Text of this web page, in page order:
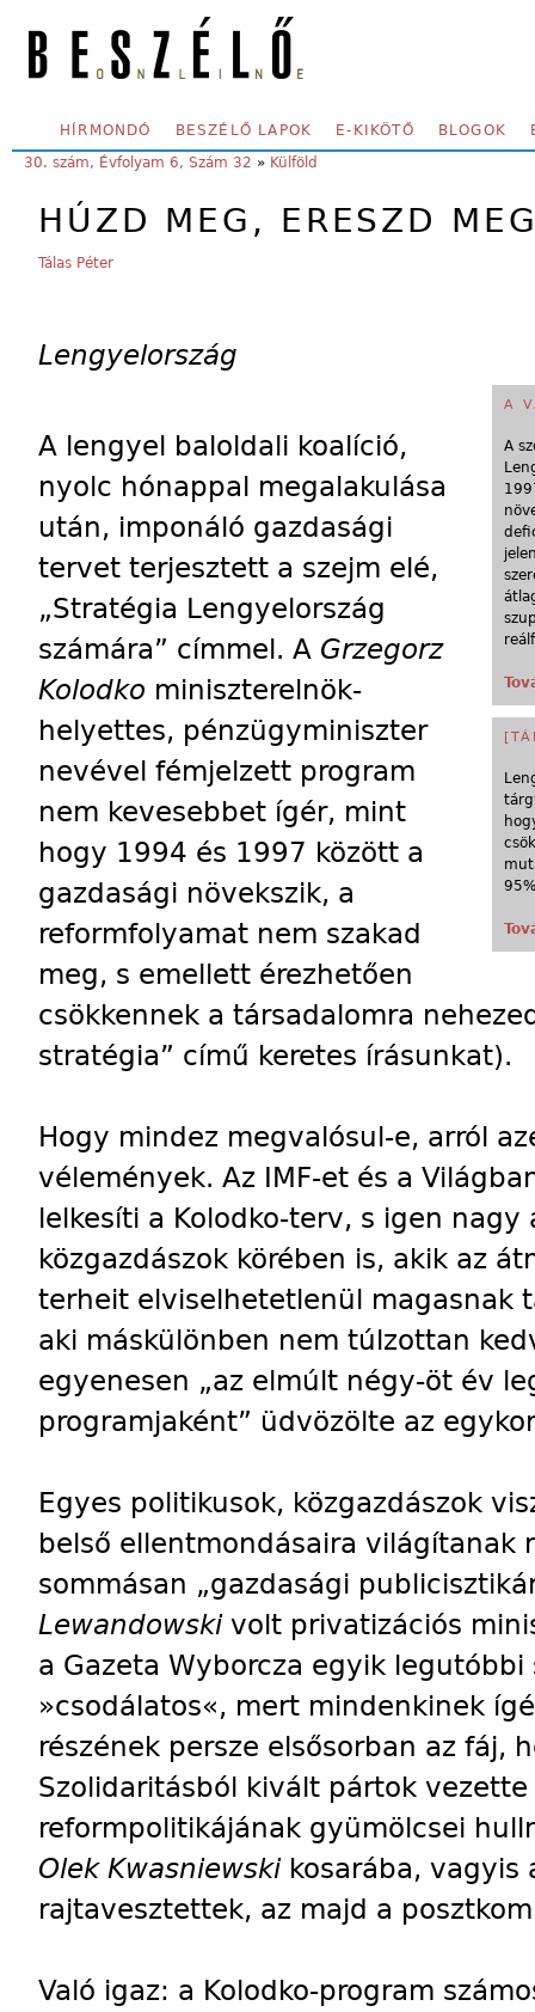
SECONDARY MENU
HÍRMONDÓ BESZÉLŐ LAPOK E-KIKÖTŐ BLOGOK
YOU ARE HERE:
30. szám, Évfolyam 6, Szám 32 » Külföld
HÚZD MEG, ERESZD
Tálas Péter
Lengyelország
A
A
A lengyel baloldali koalíció,
nyolc hónappal megalakulása
után, imponáló gazdasági
tervet terjesztett a szejm elé,
„Stratégia Lengyelország
számára” címmel. A Grzegorz
Kolodko miniszterelnök-
helyettes, pénzügyminiszter
nevével fémjelzett program
nem kevesebbet ígér, mint
hogy 1994 és 1997 között a
gazdasági növekszik, a
reformfolyamat nem szakad
meg, s emellett érezhetően
csökkennek a társadalomra
stratégia” című keretes írásunkat).
Hogy mindez megvalósul-e, arról
vélemények. Az IMF-et és a
lelkesíti a Kolodko-terv, s igen nagy
közgazdászok körében is, akik az
terheit elviselhetetlenül magasnak
aki máskülönben nem túlzottan
egyenesen „az elmúlt négy-öt év
programjaként” üdvözölte az
Egyes politikusok, közgazdászok
belső ellentmondásaira világítanak
sommásan „gazdasági
Lewandowski volt privatizációs
a Gazeta Wyborcza egyik
»csodálatos«, mert mindenkinek
részének persze elsősorban az fáj,
Szolidaritásból kivált pártok vezette
reformpolitikájának gyümölcsei
Olek Kwasniewski kosarába, vagyis
rajtavesztettek, az majd a
Való igaz: a Kolodko-program